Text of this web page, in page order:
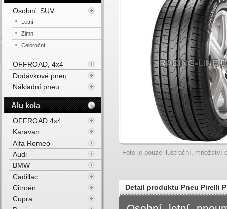
Foto je pouze ilustrační, množství
Detail produktu Pneu Pirelli
Osobní, SUV
Letní
Zimní
Celoroční
OFFROAD, 4x4
Dodávkové pneu
Nákladní pneu
Alu kola
OFFROAD 4x4
Karavan
Alfa Romeo
Audi
BMW
Cadillac
Citroën
Cupra